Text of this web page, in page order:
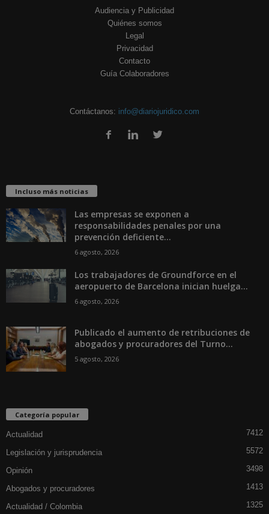
Audiencia y Publicidad
Quiénes somos
Legal
Privacidad
Contacto
Guía Colaboradores
Contáctanos: info@diariojuridico.com
Incluso más noticias
Las empresas se exponen a
responsabilidades penales por una
prevención deficiente...
6 agosto, 2026
Los trabajadores de Groundforce en el
aeropuerto de Barcelona inician huelga...
6 agosto, 2026
Publicado el aumento de retribuciones de
abogados y procuradores del Turno...
5 agosto, 2026
Categoría popular
Actualidad 7412
Legislación y jurisprudencia 5572
Opinión 3498
Abogados y procuradores 1413
Actualidad / Colombia 1325